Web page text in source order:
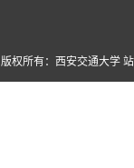
版权所有：西安交通大学